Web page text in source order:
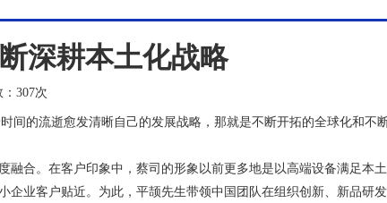
深耕本土化战略
307次
间的流逝愈发清晰自己的发展战略，那就是不断开拓的全球化和不
合。在客户印象中，蔡司的形象以前更多地是以高端设备满足本土
企业客户贴近。为此，平颉先生带领中国团队在组织创新、新品研发